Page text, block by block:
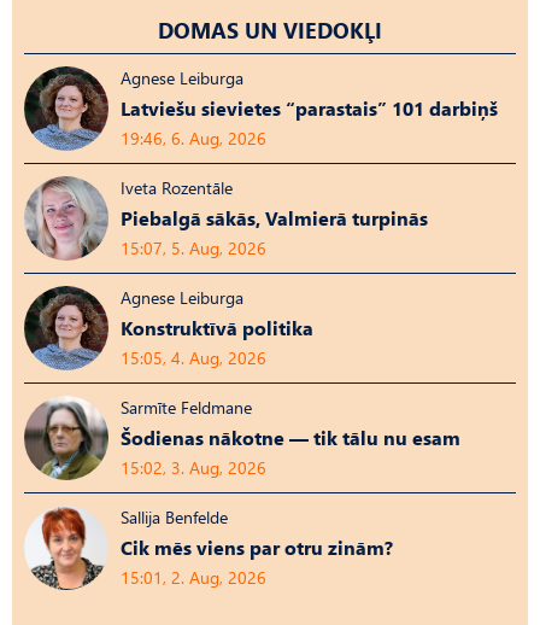
DOMAS UN VIEDOKĻI
Agnese Leiburga
Latviešu sievietes “parastais” 101 darbiņš
19:46, 6. Aug, 2026
Iveta Rozentāle
Piebalgā sākās, Valmierā turpinās
15:07, 5. Aug, 2026
Agnese Leiburga
Konstruktīvā politika
15:05, 4. Aug, 2026
Sarmīte Feldmane
Šodienas nākotne — tik tālu nu esam
15:02, 3. Aug, 2026
Sallija Benfelde
Cik mēs viens par otru zinām?
15:01, 2. Aug, 2026